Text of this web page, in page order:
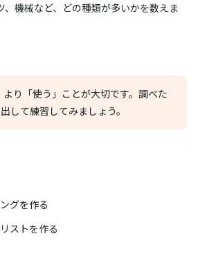
機械など、どの種類が多いかを数えま
り「使う」ことが大切です。調べた
して練習してみましょう。
グを作る
ストを作る